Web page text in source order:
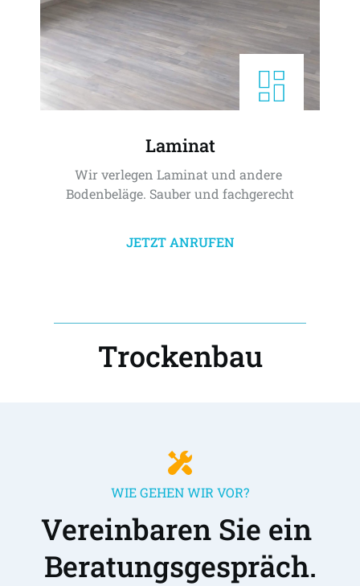
Laminat
Wir verlegen Laminat und andere
Bodenbeläge. Sauber und fachgerecht
JETZT ANRUFEN
Trockenbau
WIE GEHEN WIR VOR?
Vereinbaren Sie ein
Beratungsgespräch.